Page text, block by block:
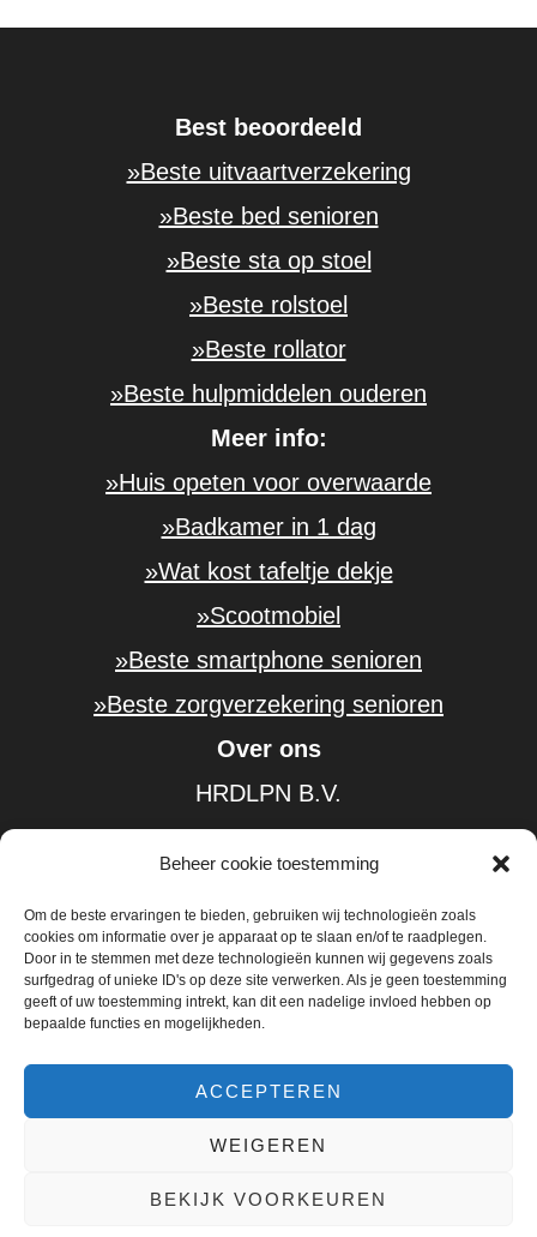
Beheer cookie toestemming
Om de beste ervaringen te bieden, gebruiken wij technologieën zoals
cookies om informatie over je apparaat op te slaan en/of te raadplegen.
Door in te stemmen met deze technologieën kunnen wij gegevens zoals
surfgedrag of unieke ID's op deze site verwerken. Als je geen toestemming
geeft of uw toestemming intrekt, kan dit een nadelige invloed hebben op
bepaalde functies en mogelijkheden.
ACCEPTEREN
WEIGEREN
BEKIJK VOORKEUREN
Best beoordeeld
»Beste uitvaartverzekering
»Beste bed senioren
»Beste sta op stoel
»Beste rolstoel
»Beste rollator
»Beste hulpmiddelen ouderen
Meer info:
»Huis opeten voor overwaarde
»Badkamer in 1 dag
»Wat kost tafeltje dekje
»Scootmobiel
»Beste smartphone senioren
»Beste zorgverzekering senioren
Over ons
HRDLPN B.V.
KvK-nummer: 61584185
BTW-nummer: NL854402226B01
»Over
»Traplift prijs
»Adverteren
© 2015 - 2026 SAMENOUD.NL
BEOORDELINGEN ||HOME| CONTACT